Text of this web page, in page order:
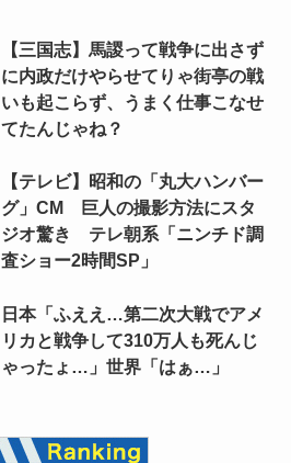
【三国志】馬謖って戦争に出さず
に内政だけやらせてりゃ街亭の戦
いも起こらず、うまく仕事こなせ
てたんじゃね？
【テレビ】昭和の「丸大ハンバー
グ」CM 巨人の撮影方法にスタ
ジオ驚き テレ朝系「ニンチド調
査ショー2時間SP」
日本「ふええ…第二次大戦でアメ
リカと戦争して310万人も死んじ
ゃったょ…」世界「はぁ…」